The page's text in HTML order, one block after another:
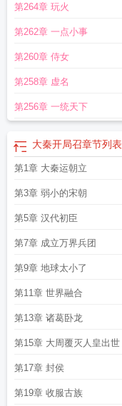
第264章 玩火
第262章 一点小事
第260章 侍女
第258章 虚名
第256章 一统天下
大秦开局召章节列表
第1章 大秦运朝立
第3章 弱小的宋朝
第5章 汉代初臣
第7章 成立万界兵团
第9章 地球太小了
第11章 世界融合
第13章 诸葛卧龙
第15章 大周覆灭人皇出世
第17章 封侯
第19章 收服古族